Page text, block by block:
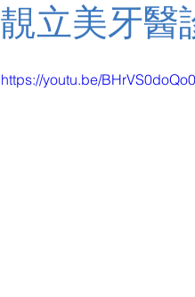
靚立美牙醫
https://youtu.be/BHrVS0doQo0